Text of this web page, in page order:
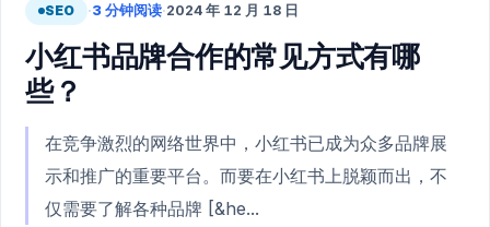
SEO ·3 分钟阅读·2024 年 12 月 18 日
小红书品牌合作的常见方式有哪
些？
在竞争激烈的网络世界中，小红书已成为众多品牌展
示和推广的重要平台。而要在小红书上脱颖而出，不
仅需要了解各种品牌 [&he...